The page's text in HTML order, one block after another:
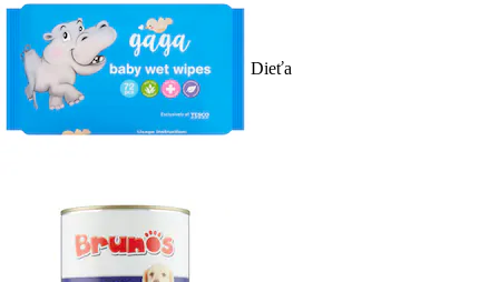
Dieťa